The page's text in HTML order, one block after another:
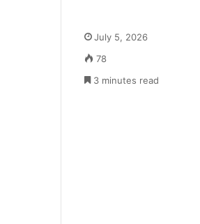
July 5, 2026
78
3 minutes read